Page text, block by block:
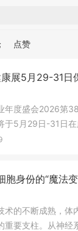
点赞
展5月29-31日
年度盛会2026第
于5月29日-31日
：“医疗器械暨
胞身份的“魔法
术的不断成熟，体
重要支柱。从神经